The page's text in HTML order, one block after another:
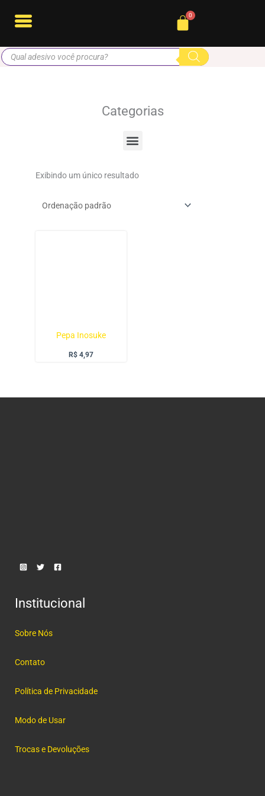
para
conteúdo
Cart
Pesquisar
produtos
Categorias
Menu
Exibindo um único resultado
Pepa Inosuke
R$ 4,97
Institucional
Sobre Nós
Contato
Política de Privacidade
Modo de Usar
Trocas e Devoluções